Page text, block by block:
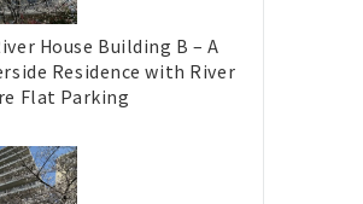
House Building B – A
Residence with River
Flat Parking